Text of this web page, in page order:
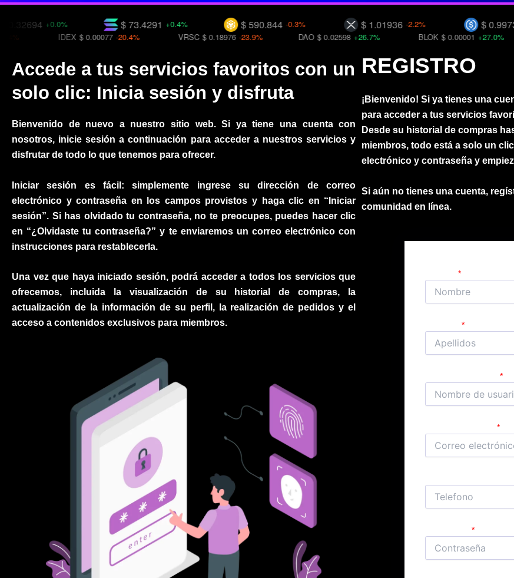
$ 0.99736 -
$ 1.01936 -2.2%
$ 590.844 -0.3%
$ 73.4291 +0.4%
+0.0%
C98
$ 0.00001 +27.0%
DAO $ 0.02598 +26.7%
$ 0.18976 -23.9%
$ 0.00077 -20.4%
Accede a tus servicios favoritos con un
solo clic: Inicia sesión y disfruta
Bienvenido de nuevo a nuestro sitio web. Si ya tiene una cuenta con
nosotros, inicie sesión a continuación para acceder a nuestros servicios y
disfrutar de todo lo que tenemos para ofrecer.
Iniciar sesión es fácil: simplemente ingrese su dirección de correo
electrónico y contraseña en los campos provistos y haga clic en “Iniciar
sesión”. Si has olvidado tu contraseña, no te preocupes, puedes hacer clic
en “¿Olvidaste tu contraseña?” y te enviaremos un correo electrónico con
instrucciones para restablecerla.
Una vez que haya iniciado sesión, podrá acceder a todos los servicios que
ofrecemos, incluida la visualización de su historial de compras, la
actualización de la información de su perfil, la realización de pedidos y el
acceso a contenidos exclusivos para miembros.
REGISTRO
¡Bienvenido! Si ya tienes una
para acceder a tus servicios
Desde su historial de compras
miembros, todo está a solo un
electrónico y contraseña y
Si aún no tienes una cuenta,
comunidad en línea.